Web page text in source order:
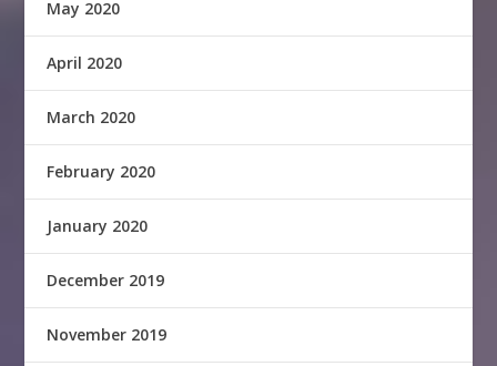
May 2020
April 2020
March 2020
February 2020
January 2020
December 2019
November 2019